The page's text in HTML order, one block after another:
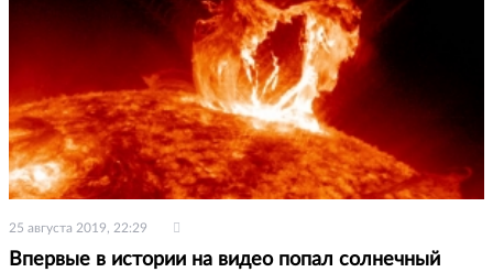
25 августа 2019, 22:29
Впервые в истории на видео попал солнечный